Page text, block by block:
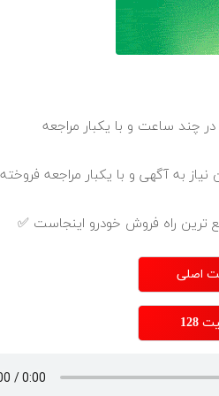
در چند ساعت و با یکبار مراجعه
نیاز به آگهی و با یکبار مراجعه
ترین راه فروش خودرو اینجاست ✅
اصلی